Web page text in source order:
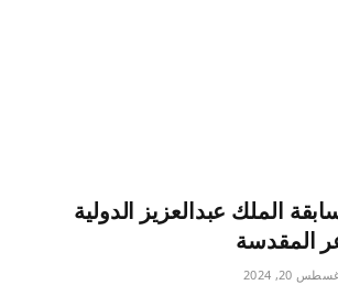
الملك عبدالعزيز الدولية
المقدسة
20, 2024